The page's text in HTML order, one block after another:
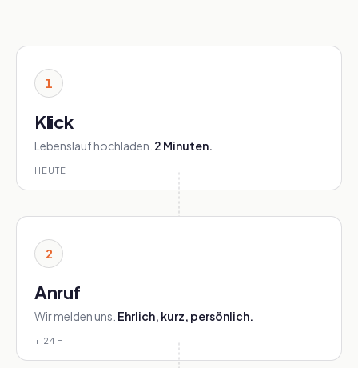
1
Klick
Lebenslauf hochladen. 2 Minuten.
HEUTE
2
Anruf
Wir melden uns. Ehrlich, kurz, persönlich.
+ 24 H